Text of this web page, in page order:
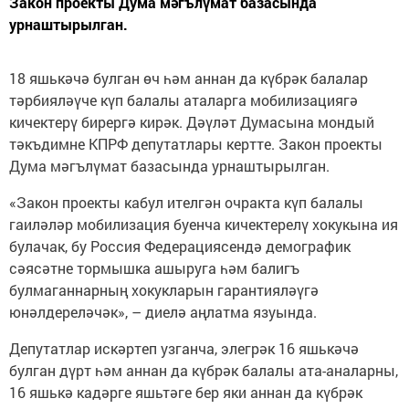
урнаштырылган.
18 яшькәчә булган өч һәм аннан да күбрәк балалар
тәрбияләүче күп балалы аталарга мобилизациягә
кичектерү бирергә кирәк. Дәүләт Думасына мондый
тәкъдимне КПРФ депутатлары кертте. Закон проекты
Дума мәгълүмат базасында урнаштырылган.
«Закон проекты кабул ителгән очракта күп балалы
гаиләләр мобилизация буенча кичектерелү хокукына ия
булачак, бу Россия Федерациясендә демографик
сәясәтне тормышка ашыруга һәм балигъ
булмаганнарның хокукларын гарантияләүгә
юнәлдереләчәк», – диелә аңлатма язуында.
Депутатлар искәртеп узганча, элегрәк 16 яшькәчә
булган дүрт һәм аннан да күбрәк балалы ата-аналарны,
16 яшькә кадәрге яшьтәге бер яки аннан да күбрәк